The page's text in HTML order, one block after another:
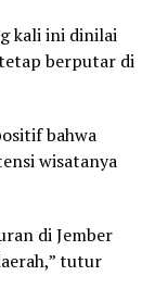
kali ini dinilai
berputar di
bahwa
wisatanya
di Jember
tutur